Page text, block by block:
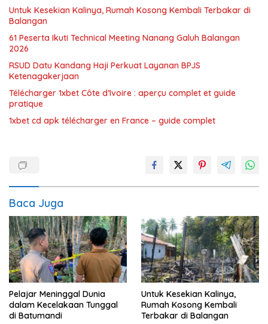
Untuk Kesekian Kalinya, Rumah Kosong Kembali Terbakar di
Balangan
61 Peserta Ikuti Technical Meeting Nanang Galuh Balangan
2026
RSUD Datu Kandang Haji Perkuat Layanan BPJS
Ketenagakerjaan
Télécharger 1xbet Côte d’Ivoire : aperçu complet et guide
pratique
1xbet cd apk télécharger en France – guide complet
Baca Juga
Pelajar Meninggal Dunia
dalam Kecelakaan Tunggal
di Batumandi
Untuk Kesekian Kalinya,
Rumah Kosong Kembali
Terbakar di Balangan